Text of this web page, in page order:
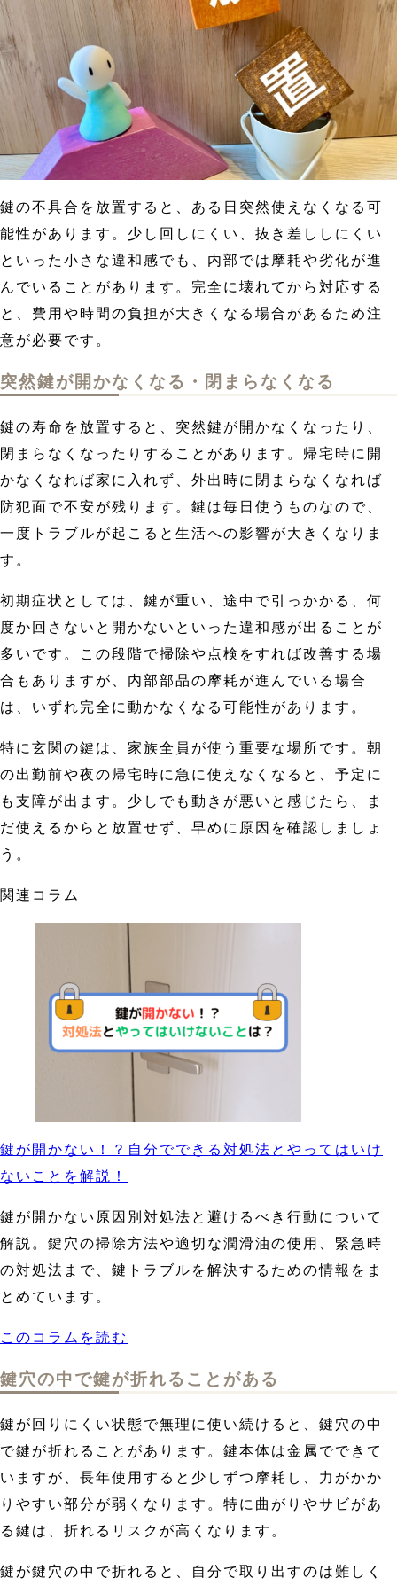
鍵の不具合を放置すると、ある日突然使えなくなる可
能性があります。少し回しにくい、抜き差ししにくい
といった小さな違和感でも、内部では摩耗や劣化が進
んでいることがあります。完全に壊れてから対応する
と、費用や時間の負担が大きくなる場合があるため注
意が必要です。
突然鍵が開かなくなる・閉まらなくなる
鍵の寿命を放置すると、突然鍵が開かなくなったり、
閉まらなくなったりすることがあります。帰宅時に開
かなくなれば家に入れず、外出時に閉まらなくなれば
防犯面で不安が残ります。鍵は毎日使うものなので、
一度トラブルが起こると生活への影響が大きくなりま
す。
初期症状としては、鍵が重い、途中で引っかかる、何
度か回さないと開かないといった違和感が出ることが
多いです。この段階で掃除や点検をすれば改善する場
合もありますが、内部部品の摩耗が進んでいる場合
は、いずれ完全に動かなくなる可能性があります。
特に玄関の鍵は、家族全員が使う重要な場所です。朝
の出勤前や夜の帰宅時に急に使えなくなると、予定に
も支障が出ます。少しでも動きが悪いと感じたら、ま
だ使えるからと放置せず、早めに原因を確認しましょ
う。
関連コラム
鍵が開かない！？自分でできる対処法とやってはいけ
ないことを解説！
鍵が開かない原因別対処法と避けるべき行動について
解説。鍵穴の掃除方法や適切な潤滑油の使用、緊急時
の対処法まで、鍵トラブルを解決するための情報をま
とめています。
このコラムを読む
鍵穴の中で鍵が折れることがある
鍵が回りにくい状態で無理に使い続けると、鍵穴の中
で鍵が折れることがあります。鍵本体は金属でできて
いますが、長年使用すると少しずつ摩耗し、力がかか
りやすい部分が弱くなります。特に曲がりやサビがあ
る鍵は、折れるリスクが高くなります。
鍵が鍵穴の中で折れると、自分で取り出すのは難しく